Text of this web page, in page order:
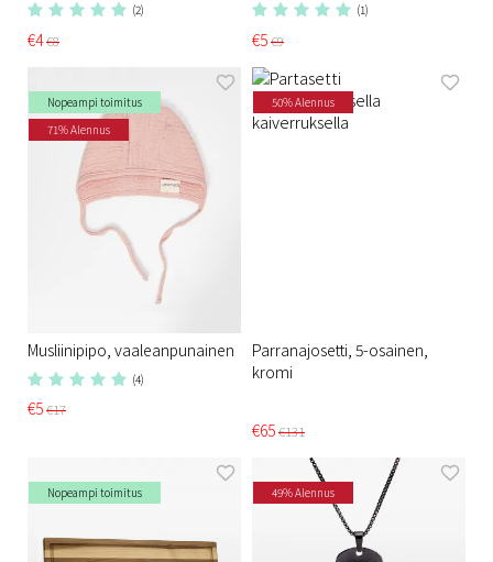
(2)
€4€8
(1)
€5€9
Nopeampi toimitus
71% Alennus
Musliinipipo, vaaleanpunainen
(4)
€5€17
50% Alennus
Parranajosetti, 5-osainen,
kromi
€65€131
Nopeampi toimitus 49% Alennus